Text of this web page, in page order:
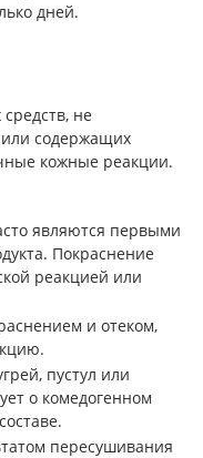
дней.
не
содержащих
кожные реакции.
являются первыми
Покраснение
реакцией или
и отеком,
пустул или
о комедогенном
пересушивания